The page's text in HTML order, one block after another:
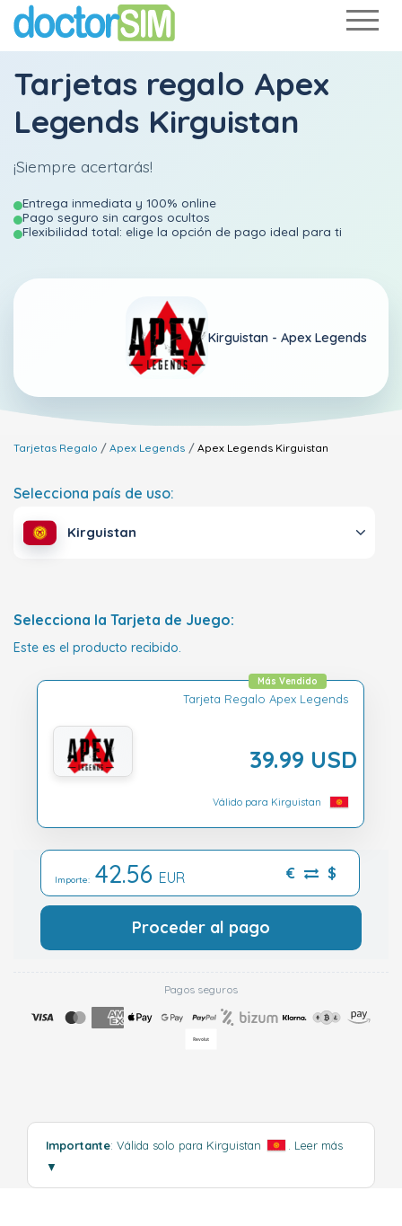
Tarjetas regalo Apex
Legends Kirguistan
¡Siempre acertarás!
Entrega inmediata y 100% online
Pago seguro sin cargos ocultos
Flexibilidad total: elige la opción de pago ideal para ti
Kirguistan - Apex Legends
Tarjetas Regalo Apex Legends Apex Legends Kirguistan
Selecciona país de uso:
Kirguistan
Selecciona la Tarjeta de Juego:
Este es el producto recibido.
Tarjeta Regalo Apex Legends
39.99 USD
Más Vendido
Válido para Kirguistan
Importe: 42.56 EUR € $
Proceder al pago
Pagos seguros
Importante: Válida solo para Kirguistan
Leer más
▼